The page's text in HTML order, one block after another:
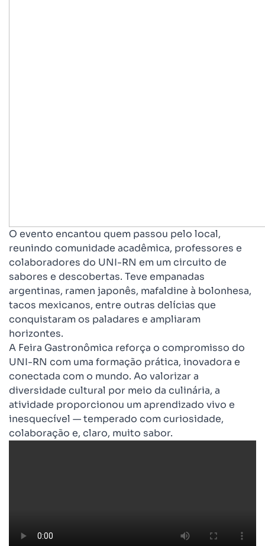
O evento encantou quem passou pelo local,
reunindo comunidade acadêmica, professores e
colaboradores do UNI-RN em um circuito de
sabores e descobertas. Teve empanadas
argentinas, ramen japonês, mafaldine à bolonhesa,
tacos mexicanos, entre outras delícias que
conquistaram os paladares e ampliaram
horizontes.
A Feira Gastronômica reforça o compromisso do
UNI-RN com uma formação prática, inovadora e
conectada com o mundo. Ao valorizar a
diversidade cultural por meio da culinária, a
atividade proporcionou um aprendizado vivo e
inesquecível — temperado com curiosidade,
colaboração e, claro, muito sabor.